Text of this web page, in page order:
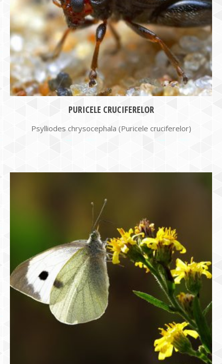
PURICELE CRUCIFERELOR
Psylliodes chrysocephala (Puricele cruciferelor)